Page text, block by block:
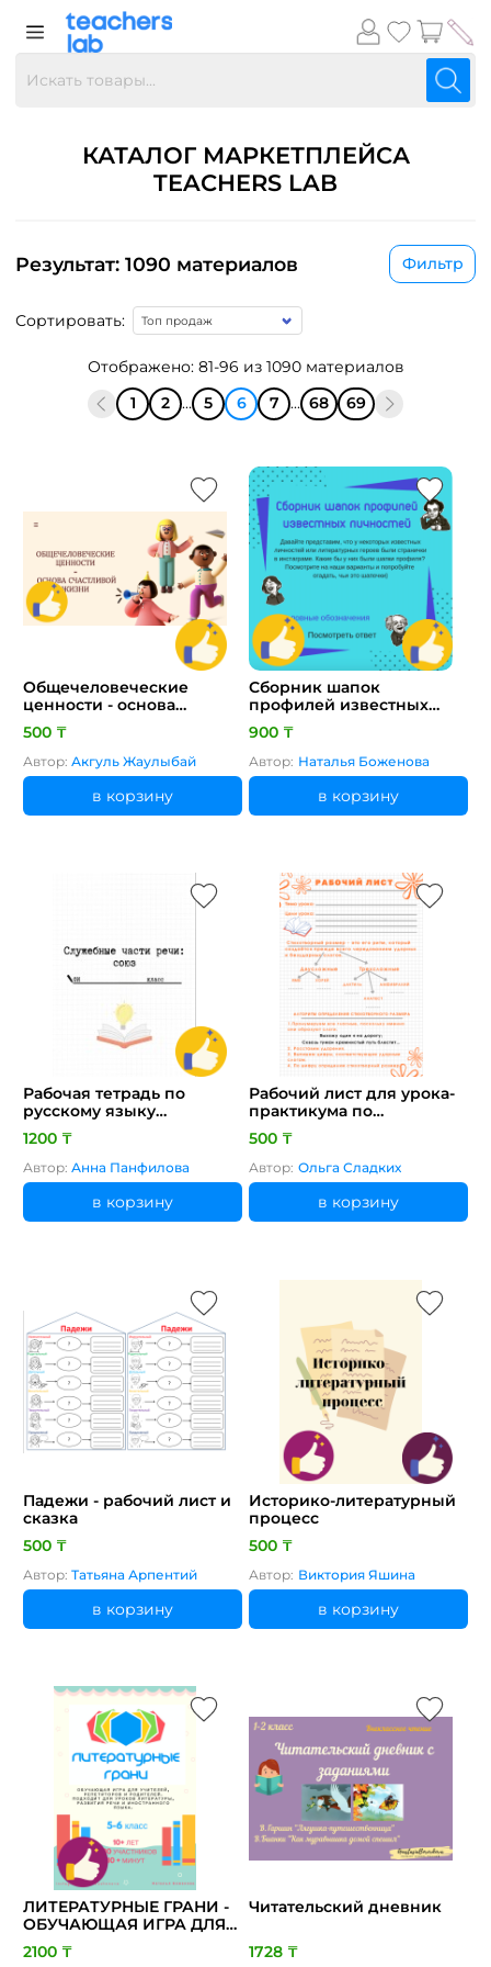
КАТАЛОГ МАРКЕТПЛЕЙСА
TEACHERS LAB
Результат: 1090 материалов Фильтр
Сортировать:
Отображено: 81-96 из 1090 материалов
1
2 ... 5 6 7 ... 68 69
Общечеловеческие
ценности - основа
счастливой жизни
500 ₸
Автор: Акгуль Жаулыбай
в корзину
Сборник шапок
профилей известных
личностей
900 ₸
Автор: Наталья Боженова
в корзину
Рабочая тетрадь по
русскому языку
"Служебные части речи:
союз"
1200 ₸
Автор: Анна Панфилова
в корзину
Рабочий лист для урока-
практикума по
литературе "Основы
стихосложения"
500 ₸
Автор: Ольга Сладких
в корзину
Падежи - рабочий лист и
сказка
500 ₸
Автор: Татьяна Арпентий
в корзину
Историко-литературный
процесс
500 ₸
Автор: Виктория Яшина
в корзину
ЛИТЕРАТУРНЫЕ ГРАНИ -
ОБУЧАЮЩАЯ ИГРА ДЛЯ
УРОКОВ ЛИТЕРАТУРЫ,
РАЗВИТИЯ РЕЧИ И
2100 ₸
Читательский дневник
1728 ₸